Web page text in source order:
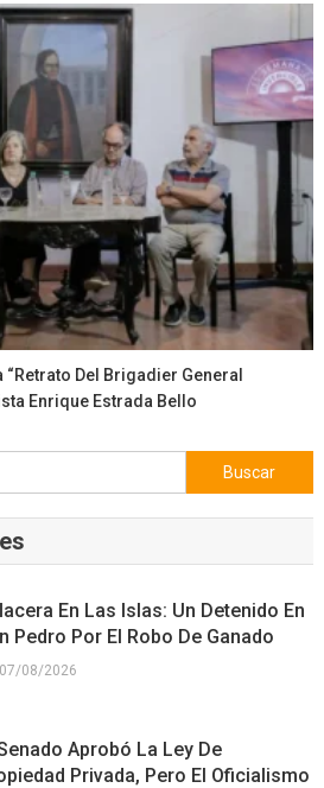
Del Brigadier General
Enrique Estrada Bello
Buscar:
En Las Islas: Un Detenido En
Pedro Por El Robo De Ganado
07/08/2026
Aprobó La Ley De
Privada, Pero El Oficialismo